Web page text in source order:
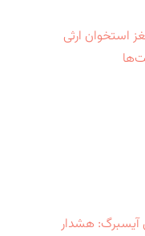
استخوان ارثی
آیسبرگ: هشدار